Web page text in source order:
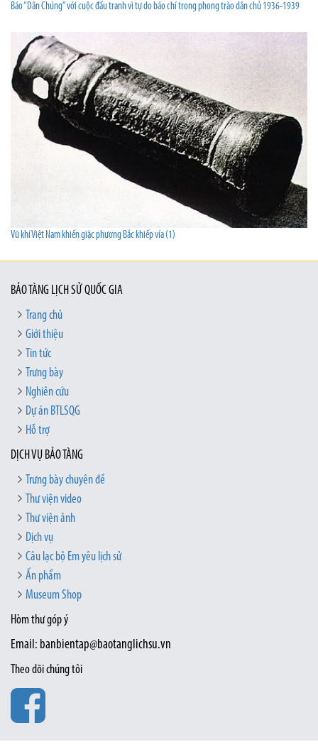
Báo “Dân Chúng” với cuộc đấu tranh vì tự do báo chí trong phong trào dân chủ 1936-1939
Vũ khí Việt Nam khiến giặc phương Bắc khiếp vía (1)
BẢO TÀNG LỊCH SỬ QUỐC GIA
Trang chủ
Giới thiệu
Tin tức
Trưng bày
Nghiên cứu
Dự án BTLSQG
Hỗ trợ
DỊCH VỤ BẢO TÀNG
Trưng bày chuyên đề
Thư viện video
Thư viện ảnh
Dịch vụ
Câu lạc bộ Em yêu lịch sử
Ấn phẩm
Museum Shop
Hòm thư góp ý
Email: banbientap@baotanglichsu.vn
Theo dõi chúng tôi